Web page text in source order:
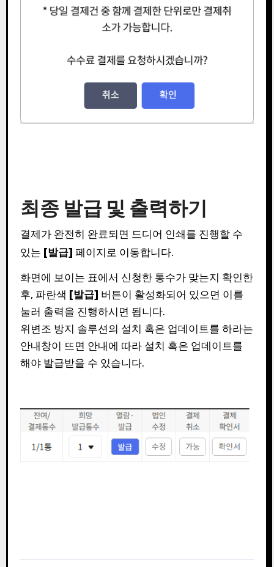
최종 발급 및 출력하기
결제가 완전히 완료되면 드디어 인쇄를 진행할 수
있는 [발급] 페이지로 이동합니다.
화면에 보이는 표에서 신청한 통수가 맞는지 확인한
후, 파란색 [발급] 버튼이 활성화되어 있으면 이를
눌러 출력을 진행하시면 됩니다.
위변조 방지 솔루션의 설치 혹은 업데이트를 하라는
안내창이 뜨면 안내에 따라 설치 혹은 업데이트를
해야 발급받을 수 있습니다.